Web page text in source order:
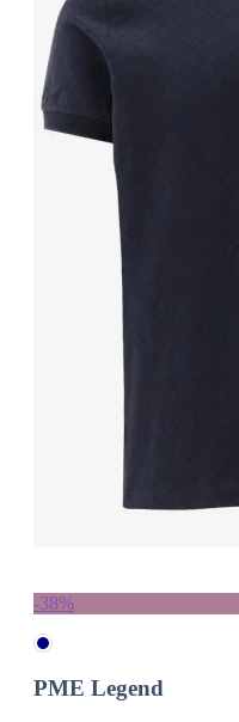
-38%
PME Legend